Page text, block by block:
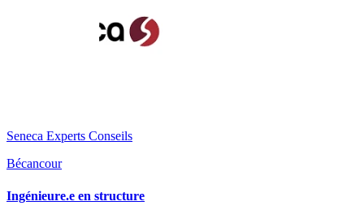
Seneca Experts Conseils
Bécancour
Ingénieure.e en structure